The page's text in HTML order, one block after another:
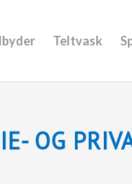
Teltvask
OG